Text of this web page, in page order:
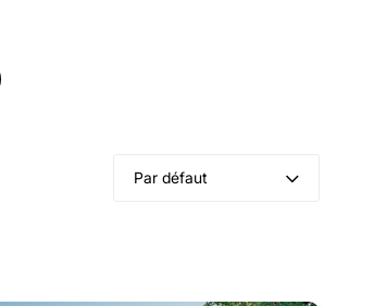
Par défaut